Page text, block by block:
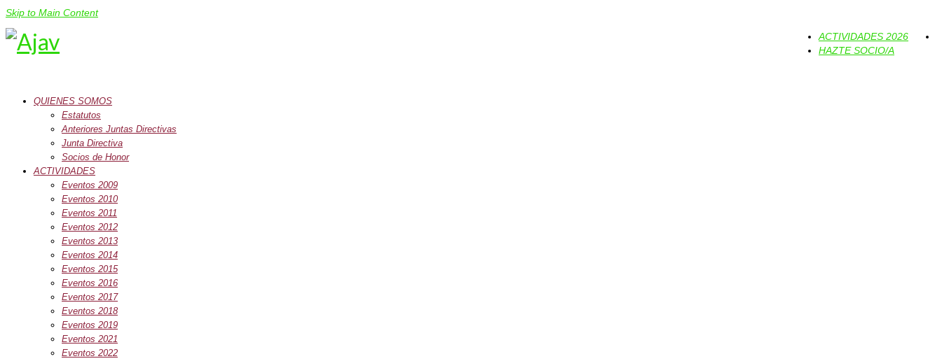
Skip to Main Content
ACTIVIDADES 2026
HAZTE SOCIO/A
QUIENES SOMOS
Estatutos
Anteriores Juntas Directivas
Junta Directiva
Socios de Honor
ACTIVIDADES
Eventos 2009
Eventos 2010
Eventos 2011
Eventos 2012
Eventos 2013
Eventos 2014
Eventos 2015
Eventos 2016
Eventos 2017
Eventos 2018
Eventos 2019
Eventos 2021
Eventos 2022